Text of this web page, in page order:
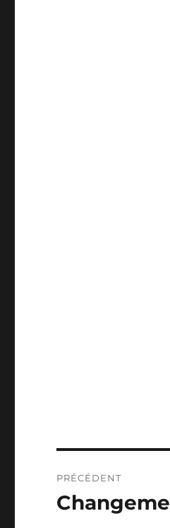
de
PRÉCÉDENT
Publication